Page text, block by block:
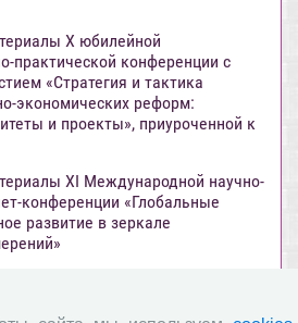
X юбилейной
практической конференции с
«Стратегия и тактика
экономических реформ:
и проекты», приуроченной к
XI Международной научно-
конференции «Глобальные
развитие в зеркале